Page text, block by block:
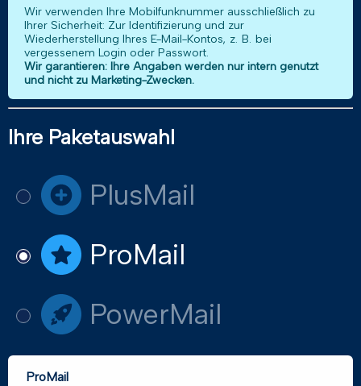
Wir verwenden Ihre Mobilfunknummer ausschließlich zu
Ihrer Sicherheit: Zur Identifizierung und zur
Wiederherstellung Ihres E-Mail-Kontos, z. B. bei
vergessenem Login oder Passwort.
Wir garantieren: Ihre Angaben werden nur intern genutzt
und nicht zu Marketing-Zwecken.
Ihre Paketauswahl
PlusMail
ProMail
PowerMail
ProMail